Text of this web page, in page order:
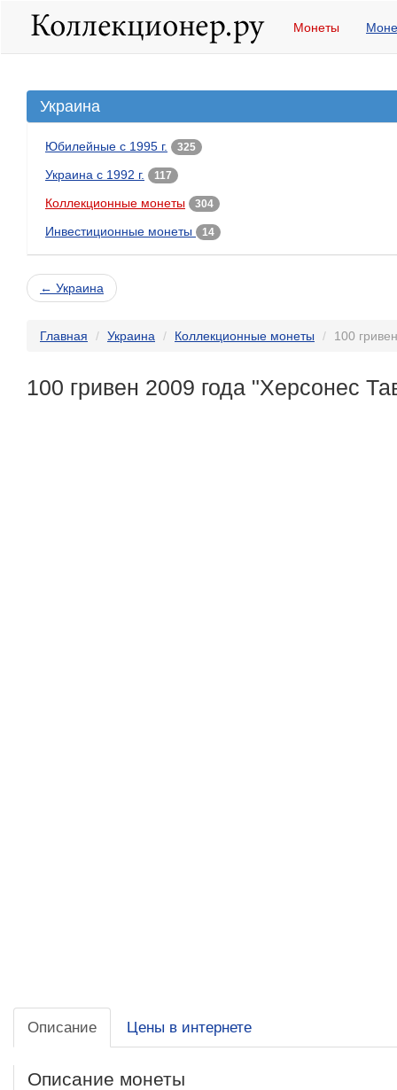
Монеты
Украина
Юбилейные с 1995 г. 325
Украина с 1992 г. 117
Коллекционные монеты 304
Инвестиционные монеты 14
← Украина
Главная Украина Коллекционные монеты 100
100 гривен 2009 года "Херсонес
Описание Цены в интернете
Описание монеты